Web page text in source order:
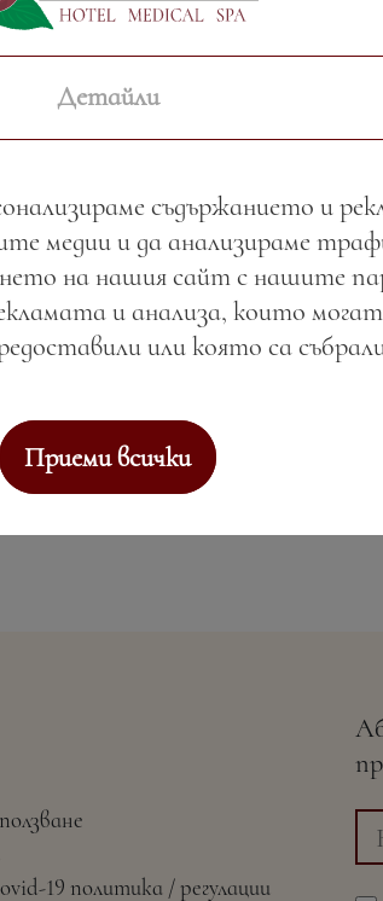
Тегло:
19 политика / регулации
Детайли
съдържанието и
медии и да анализираме
на нашия сайт с нашите
и анализа, които
или която са
Приеми всички